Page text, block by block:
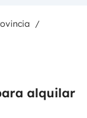
alquilar